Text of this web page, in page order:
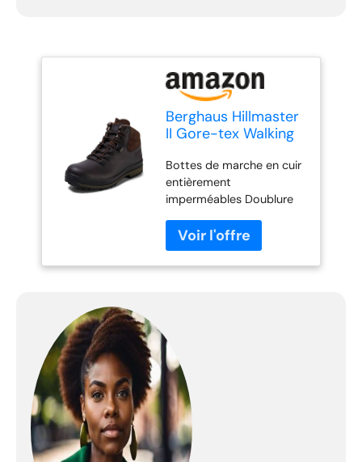
Berghaus Hillmaster
II Gore-tex Walking
de Randonnée
Hautes Homme,
Marron (Coffee
Brown Bj8), 45 EU
Bottes de marche en cuir
entièrement
imperméables Doublure
l'eau de s'infiltrer dans la
botte tout en permettant
à vos pieds de respirer et
de la chaussure et offre
une sensation de confort
La languette et les
poignets en mousse à
mémoire de forme
s'adaptent à vos chevilles
et pieds pour un
ajustement vraiment sur